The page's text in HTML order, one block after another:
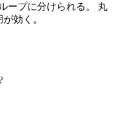
ープに分けられる。 丸
効く。